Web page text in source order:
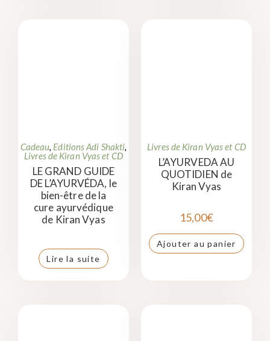
Cadeau, Editions Adi Shakti,
Livres de Kiran Vyas et CD
LE GRAND GUIDE
DE L’AYURVÉDA, le
bien-être de la
cure ayurvédique
de Kiran Vyas
Lire la suite
Livres de Kiran Vyas et CD
L’AYURVEDA AU
QUOTIDIEN de
Kiran Vyas
15,00€
Ajouter au panier